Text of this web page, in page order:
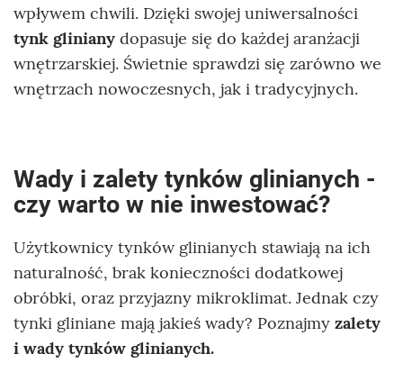
wpływem chwili. Dzięki swojej uniwersalności
tynk gliniany dopasuje się do każdej aranżacji
wnętrzarskiej. Świetnie sprawdzi się zarówno we
wnętrzach nowoczesnych, jak i tradycyjnych.
Wady i zalety tynków glinianych -
czy warto w nie inwestować?
Użytkownicy tynków glinianych stawiają na ich
naturalność, brak konieczności dodatkowej
obróbki, oraz przyjazny mikroklimat. Jednak czy
tynki gliniane mają jakieś wady? Poznajmy zalety
i wady tynków glinianych.